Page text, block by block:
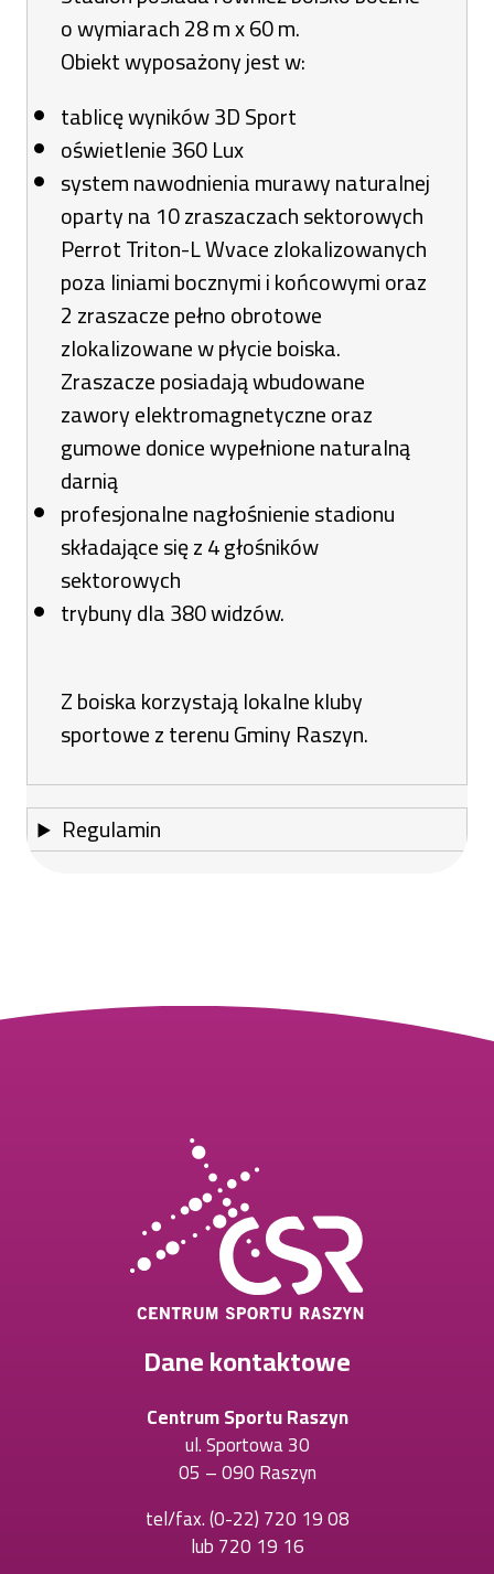
o wymiarach 28 m x 60 m.
Obiekt wyposażony jest w:
tablicę wyników 3D Sport
oświetlenie 360 Lux
system nawodnienia murawy naturalnej
oparty na 10 zraszaczach sektorowych
Perrot Triton-L Wvace zlokalizowanych
poza liniami bocznymi i końcowymi oraz
2 zraszacze pełno obrotowe
zlokalizowane w płycie boiska.
Zraszacze posiadają wbudowane
zawory elektromagnetyczne oraz
gumowe donice wypełnione naturalną
darnią
profesjonalne nagłośnienie stadionu
składające się z 4 głośników
sektorowych
trybuny dla 380 widzów.
Z boiska korzystają lokalne kluby
sportowe z terenu Gminy Raszyn.
Regulamin
Dane kontaktowe
Centrum Sportu Raszyn
ul. Sportowa 30
05 – 090 Raszyn
tel/fax.(0-22) 720 19 08
lub720 19 16